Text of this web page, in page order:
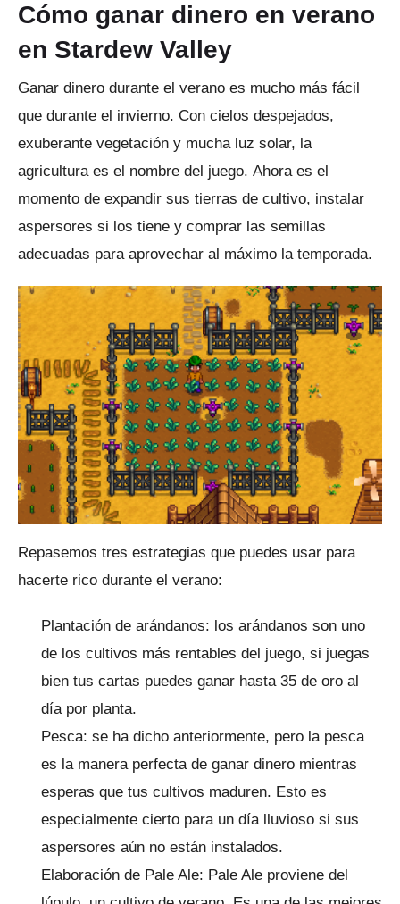
Cómo ganar dinero en verano
en Stardew Valley
Ganar dinero durante el verano es mucho más fácil
que durante el invierno. Con cielos despejados,
exuberante vegetación y mucha luz solar, la
agricultura es el nombre del juego. Ahora es el
momento de expandir sus tierras de cultivo, instalar
aspersores si los tiene y comprar las semillas
adecuadas para aprovechar al máximo la temporada.
Repasemos tres estrategias que puedes usar para
hacerte rico durante el verano:
Plantación de arándanos: los arándanos son uno
de los cultivos más rentables del juego, si juegas
bien tus cartas puedes ganar hasta 35 de oro al
día por planta.
Pesca: se ha dicho anteriormente, pero la pesca
es la manera perfecta de ganar dinero mientras
esperas que tus cultivos maduren. Esto es
especialmente cierto para un día lluvioso si sus
aspersores aún no están instalados.
Elaboración de Pale Ale: Pale Ale proviene del